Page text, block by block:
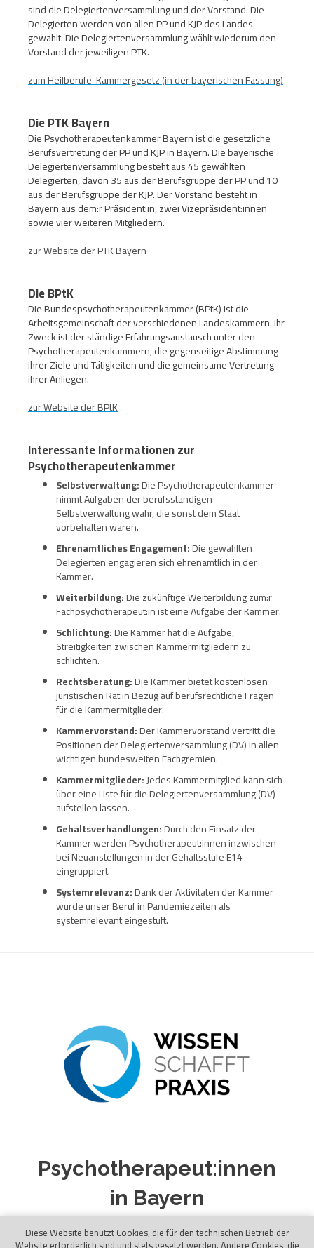
Diese Website benutzt Cookies, die für den technischen Betrieb der
sind die Delegiertenversammlung und der Vorstand. Die
Delegierten werden von allen PP und KJP des Landes
gewählt. Die Delegiertenversammlung wählt wiederum den
Vorstand der jeweiligen PTK.
zum Heilberufe-Kammergesetz (in der bayerischen Fassung)
Die PTK Bayern
Die Psychotherapeutenkammer Bayern ist die gesetzliche
Berufsvertretung der PP und KJP in Bayern. Die bayerische
Delegiertenversammlung besteht aus 45 gewählten
Delegierten, davon 35 aus der Berufsgruppe der PP und 10
aus der Berufsgruppe der KJP. Der Vorstand besteht in
Bayern aus dem:r Präsident:in, zwei Vizepräsident:innen
sowie vier weiteren Mitgliedern.
zur Website der PTK Bayern
Die BPtK
Die Bundespsychotherapeutenkammer (BPtK) ist die
Arbeitsgemeinschaft der verschiedenen Landeskammern. Ihr
Zweck ist der ständige Erfahrungsaustausch unter den
Psychotherapeutenkammern, die gegenseitige Abstimmung
ihrer Ziele und Tätigkeiten und die gemeinsame Vertretung
ihrer Anliegen.
zur Website der BPtK
Interessante Informationen zur
Psychotherapeutenkammer
Selbstverwaltung:Die Psychotherapeutenkammer
nimmt Aufgaben der berufsständigen
Selbstverwaltung wahr, die sonst dem Staat
vorbehalten wären.
Ehrenamtliches Engagement:Die gewählten
Delegierten engagieren sich ehrenamtlich in der
Kammer.
Weiterbildung:Die zukünftige Weiterbildung zum:r
Fachpsychotherapeut:in ist eine Aufgabe der Kammer.
Schlichtung:Die Kammer hat die Aufgabe,
Streitigkeiten zwischen Kammermitgliedern zu
schlichten.
Rechtsberatung:Die Kammer bietet kostenlosen
juristischen Rat in Bezug auf berufsrechtliche Fragen
für die Kammermitglieder.
Kammervorstand:Der Kammervorstand vertritt die
Positionen der Delegiertenversammlung (DV) in allen
wichtigen bundesweiten Fachgremien.
Kammermitglieder:Jedes Kammermitglied kann sich
über eine Liste für die Delegiertenversammlung (DV)
aufstellen lassen.
Gehaltsverhandlungen:Durch den Einsatz der
Kammer werden Psychotherapeut:innen inzwischen
bei Neuanstellungen in der Gehaltsstufe E14
eingruppiert.
Systemrelevanz:Dank der Aktivitäten der Kammer
wurde unser Beruf in Pandemiezeiten als
systemrelevant eingestuft.
Psychotherapeut:innen
in Bayern